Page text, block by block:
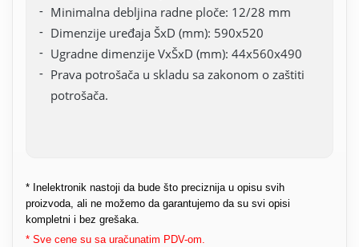
Minimalna debljina radne ploče: 12/28 mm
Dimenzije uređaja ŠxD (mm): 590x520
Ugradne dimenzije VxŠxD (mm): 44x560x490
Prava potrošača u skladu sa zakonom o zaštiti
potrošača.
* Inelektronik nastoji da bude što preciznija u opisu svih
proizvoda, ali ne možemo da garantujemo da su svi opisi
kompletni i bez grešaka.
* Sve cene su sa uračunatim PDV-om.